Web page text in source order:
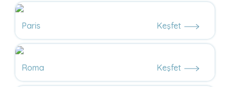
Paris Keşfet
Roma Keşfet